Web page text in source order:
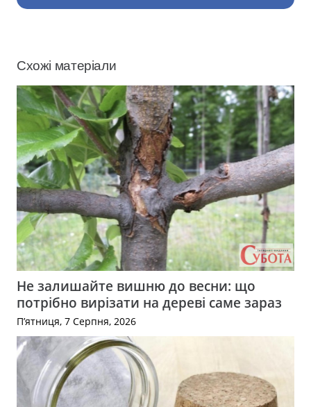
Схожі матеріали
Не залишайте вишню до весни: що
потрібно вирізати на дереві саме зараз
П’ятниця, 7 Серпня, 2026